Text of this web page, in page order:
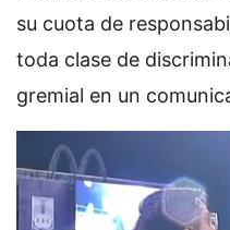
su cuota de
toda clase de
gremial en un